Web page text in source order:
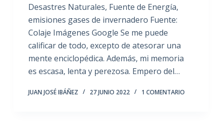
Desastres Naturales, Fuente de Energía,
emisiones gases de invernadero Fuente:
Colaje Imágenes Google Se me puede
calificar de todo, excepto de atesorar una
mente enciclopédica. Además, mi memoria
es escasa, lenta y perezosa. Empero del…
JUAN JOSÉ IBÁÑEZ 27 JUNIO 2022 1 COMENTARIO